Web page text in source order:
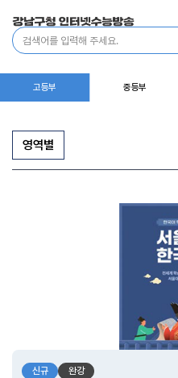
통
합
색
고등부 중등부
영역별
신규 완강